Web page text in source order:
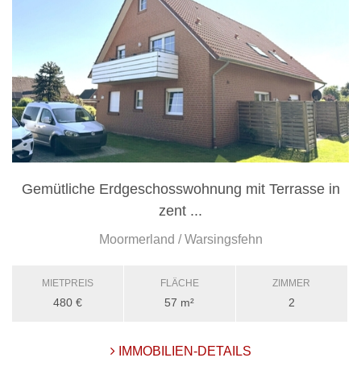
Gemütliche Erdgeschosswohnung mit Terrasse in
zent ...
Moormerland / Warsingsfehn
MIETPREIS
480 €
FLÄCHE
57 m²
ZIMMER
2
IMMOBILIEN-DETAILS